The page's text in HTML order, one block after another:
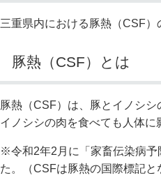
三重県内における豚熱（CSF）
豚熱（CSF）とは
豚熱（CSF）は、豚とイノシ
イノシシの⾁を⾷べても⼈体に
※令和2年2月に「家畜伝染病予
た。（CSFは豚熱の国際標記と